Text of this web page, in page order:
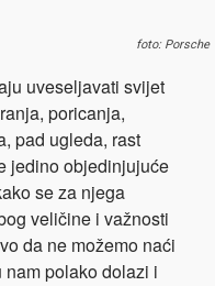
foto: Porsche
uveseljavati svijet
poricanja,
pad ugleda, rast
jedino objedinjujuće
se za njega
veličine i važnosti
da ne možemo naći
nam polako dolazi i